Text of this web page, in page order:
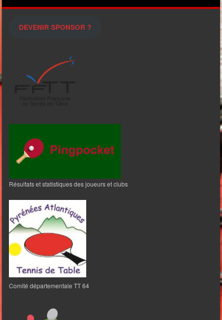
DEVENIR SPONSOR ?
Résultats et statistiques des joueurs et clubs
Comité départementale TT 64